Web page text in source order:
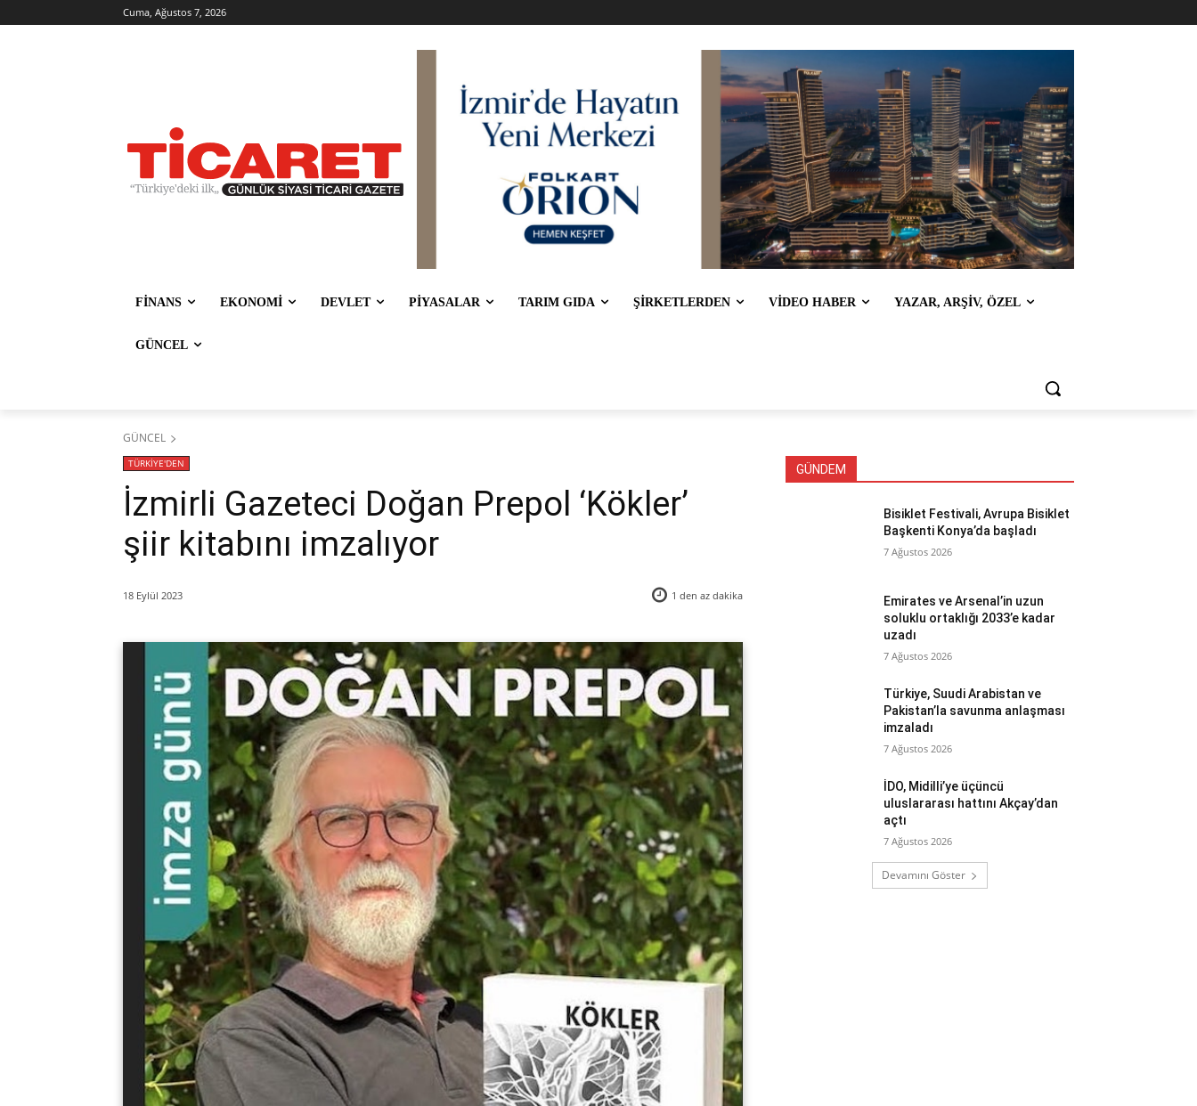
Cuma, Ağustos 7, 2026
FİNANS EKONOMİ DEVLET PİYASALAR TARIM GIDA ŞİRKETLERDEN VİDEO HABER YAZAR, ARŞİV, ÖZEL
GÜNCEL
GÜNCEL
TÜRKİYE'DEN
İzmirli Gazeteci Doğan Prepol ‘Kökler’
şiir kitabını imzalıyor
18 Eylül 2023 1 den az dakika
GÜNDEM
Bisiklet Festivali, Avrupa Bisiklet
Başkenti Konya’da başladı
7 Ağustos 2026
Emirates ve Arsenal’in uzun
soluklu ortaklığı 2033’e kadar
uzadı
7 Ağustos 2026
Türkiye, Suudi Arabistan ve
Pakistan’la savunma anlaşması
imzaladı
7 Ağustos 2026
İDO, Midilli’ye üçüncü
uluslararası hattını Akçay’dan
açtı
7 Ağustos 2026
Devamını Göster